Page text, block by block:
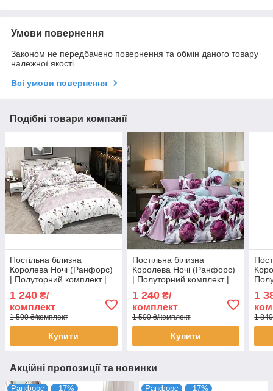
Умови повернення
Законом не передбачено повернення та обмін даного товару
належної якості
Всі умови повернення
Подібні товари компанії
Постільна білизна
Королева Ночі (Ранфорс)
| Полуторний комплект |
орнамент на білому
1 240 ₴/
комплект
1 500 ₴/комплект
Купити
Постільна білизна
Королева Ночі (Ранфорс)
| Полуторний комплект |
1 240₴/
комплект
1 500 ₴/комплект
Купити
1
1
Акційні пропозиції та новинки
Ранфорс –17% Ранфорс –17%